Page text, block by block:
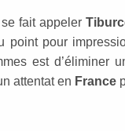
fait appeler
point pour
est d’éliminer
attentat en France